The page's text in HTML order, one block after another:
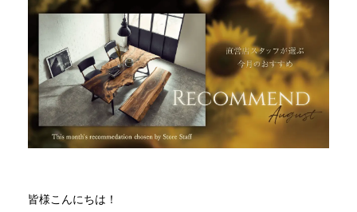
WEBカタログ
全商品一覧
新入荷情報
皆様こんにちは！